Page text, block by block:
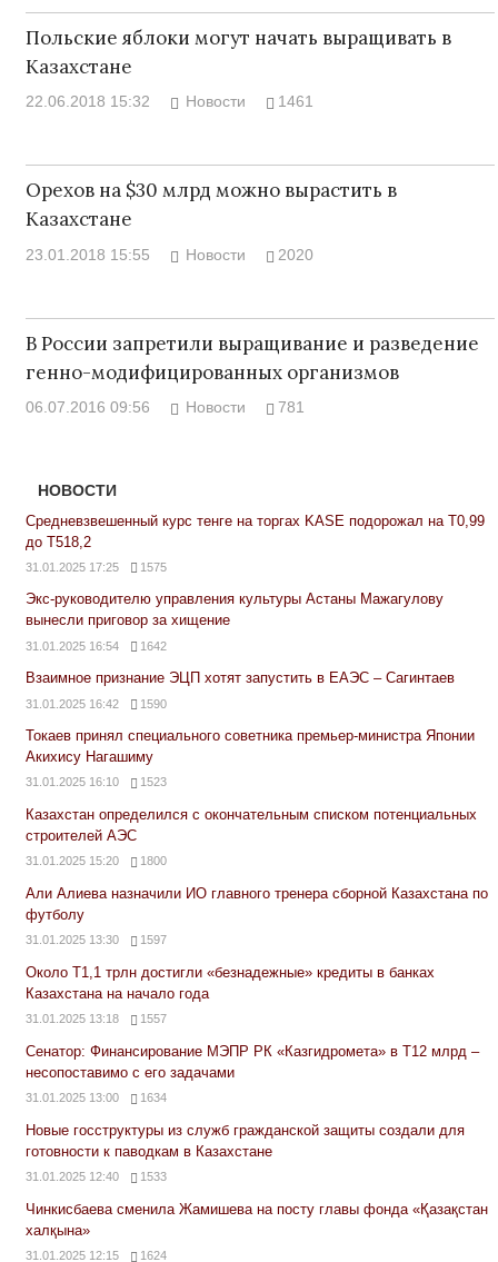
Польские яблоки могут начать выращивать в
Казахстане
22.06.2018 15:32 Новости 1461
Орехов на $30 млрд можно вырастить в
Казахстане
23.01.2018 15:55 Новости 2020
В России запретили выращивание и разведение
генно-модифицированных организмов
06.07.2016 09:56 Новости 781
НОВОСТИ
Средневзвешенный курс тенге на торгах KASE подорожал на Т0,99
до Т518,2
31.01.2025 17:25 1575
Экс-руководителю управления культуры Астаны Мажагулову
вынесли приговор за хищение
31.01.2025 16:54 1642
Взаимное признание ЭЦП хотят запустить в ЕАЭС – Сагинтаев
31.01.2025 16:42 1590
Токаев принял специального советника премьер-министра Японии
Акихису Нагашиму
31.01.2025 16:10 1523
Казахстан определился с окончательным списком потенциальных
строителей АЭС
31.01.2025 15:20 1800
Али Алиева назначили ИО главного тренера сборной Казахстана по
футболу
31.01.2025 13:30 1597
Около Т1,1 трлн достигли «безнадежные» кредиты в банках
Казахстана на начало года
31.01.2025 13:18 1557
Сенатор: Финансирование МЭПР РК «Казгидромета» в Т12 млрд –
несопоставимо с его задачами
31.01.2025 13:00 1634
Новые госструктуры из служб гражданской защиты создали для
готовности к паводкам в Казахстане
31.01.2025 12:40 1533
Чинкисбаева сменила Жамишева на посту главы фонда «Қазақстан
халқына»
31.01.2025 12:15 1624